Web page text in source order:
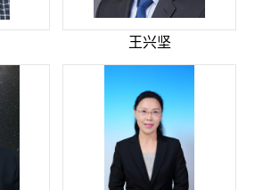
王兴坚